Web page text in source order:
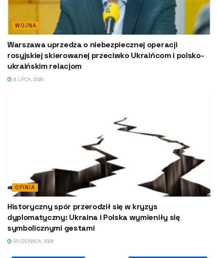
WOJNA
Warszawa uprzedza o niebezpiecznej operacji
rosyjskiej skierowanej przeciwko Ukraińcom i polsko-
ukraińskim relacjom
4 LIPCA, 2026
OPINIA
Historyczny spór przerodził się w kryzys
dyplomatyczny: Ukraina i Polska wymieniły się
symbolicznymi gestami
23 CZERWCA, 2026